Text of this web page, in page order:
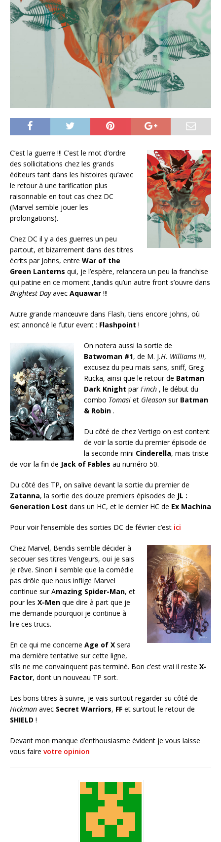
C’est la guerre !!! C’est le mot d’ordre
des sollicitations chez les grands
éditeurs tant dans les histoires qu’avec
le retour à une tarification plus
raisonnable en tout cas chez DC
(Marvel semble jouer les
prolongations).
Chez DC il y a des guerres un peu
partout, et bizarrement dans des titres
écrits par Johns, entre War of the
Green Lanterns qui, je l’espère, relancera un peu la franchise
qui patine en ce moment ,tandis qu’un autre front s’ouvre dans
Brightest Dayavec Aquawar !!!
Autre grande manœuvre dans Flash, tiens encore Johns, où
est annoncé le futur event : Flashpoint !
On notera aussi la sortie de
Batwoman #1, de M. J.H. Williams III,
excusez du peu mais sans, sniff, Greg
Rucka, ainsi que le retour de Batman
Dark Knight parFinch , le début du
combo Tomasi et Gleason sur Batman
& Robin .
Du côté de chez Vertigo on est content
de voir la sortie du premier épisode de
la seconde mini Cinderella, mais triste
de voir la fin de Jack of Fables au numéro 50.
Du côté des TP, on salive devant la sortie du premier de
Zatanna, la sortie des douze premiers épisodes de JL :
Generation Lost dans un HC, et le dernier HC de Ex Machina
Pour voir l’ensemble des sorties DC de février c’est ici
Chez Marvel, Bendis semble décider à
secouer ses titres Vengeurs, oui je sais
je rêve. Sinon il semble que la comédie
pas drôle que nous inflige Marvel
continue sur Amazing Spider-Man, et
pour les X-Men que dire à part que je
me demande pourquoi je continue à
lire ces trucs.
En ce qui me concerne Age of X sera
ma dernière tentative sur cette ligne,
s’ils ne me convainquent pas terminé. Bon c’est vrai il reste X-
Factor, dont un nouveau TP sort.
Les bons titres à suivre, je vais surtout regarder su côté de
Hickman avec Secret Warriors, FF et surtout le retour de
SHIELD !
Devant mon manque d’enthousiasme évident je vous laisse
vous faire votre opinion